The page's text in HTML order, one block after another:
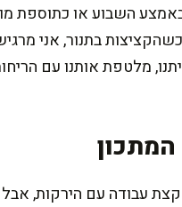
השבוע או כתוספת
בתנור, אני
מלטפת אותנו עם
עבודה עם הירקות, אבל